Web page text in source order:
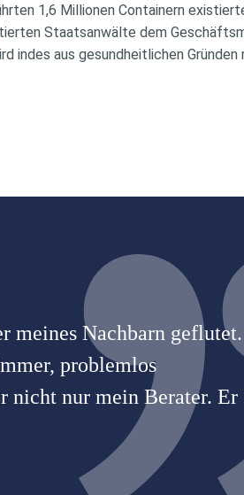
1,6 Millionen Containern
Staatsanwälte dem
indes aus gesundheitlichen Gründen
meines Nachbarn geflutet.
problemlos
nicht nur mein Berater. Er